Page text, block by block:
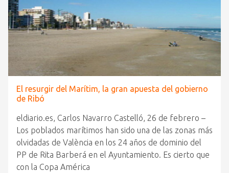
El resurgir del Marítim, la gran apuesta del gobierno
de Ribó
eldiario.es, Carlos Navarro Castelló, 26 de febrero –
Los poblados marítimos han sido una de las zonas más
olvidadas de València en los 24 años de dominio del
PP de Rita Barberá en el Ayuntamiento. Es cierto que
con la Copa América